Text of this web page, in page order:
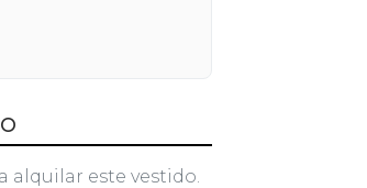
alquilar este vestido.